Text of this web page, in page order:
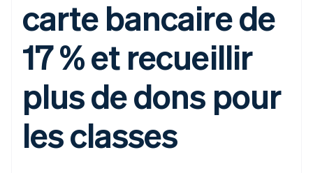
Moyens de
paiement
de 125
Terminal
personne
Authorization
Acceptation
optimisée
Comptabilité
automatisée
Rapports
personnalisés
Data Pipeline
Synchronisation
des données
l’application
Marketplaces
Gestion financière
Plateformes
SaaS
Entreprises d'IA
Gérer des
abonnements
Proposer une
facturation à l'usage
Émettre des cartes
bancaires adossées à
des stablecoins
Fournir et gérer des
services avec des
Entreprise
Roadmap produit
Sessions : conférence
annuelle
Carrières
Communiqués de
presse
carte bancaire de
17 % et recueillir
plus de dons pour
les classes